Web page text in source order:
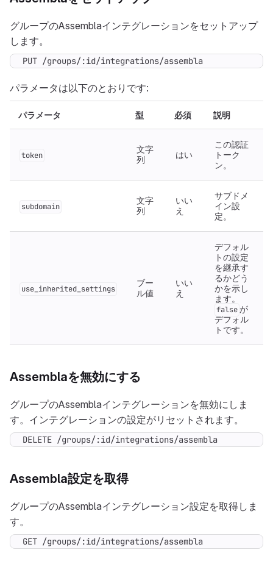
グループのAssemblaインテグレーションをセットアップ
します。
PUT /groups/:id/integrations/assembla
パラメータは以下のとおりです:
パラメータ 型 必須 説明
token
文字
列
はい
この認証
トーク
ン。
subdomain
文字
列
いい
え
サブドメ
イン設
定。
use_inherited_settings
ブー
ル値
いい
え
デフォル
トの設定
を継承す
るかどう
かを示し
ます。
falseが
デフォル
トです。
Assemblaを無効にする
グループのAssemblaインテグレーションを無効にしま
す。インテグレーションの設定がリセットされます。
DELETE /groups/:id/integrations/assembla
Assembla設定を取得
グループのAssemblaインテグレーション設定を取得しま
す。
GET /groups/:id/integrations/assembla